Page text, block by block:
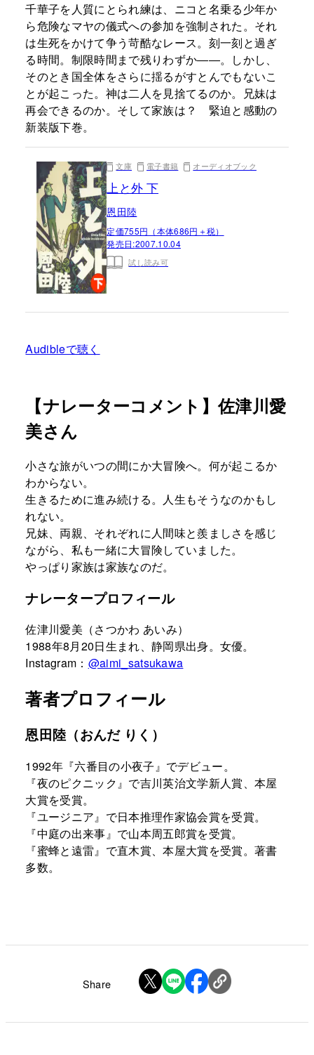
千華子を人質にとられ練は、ニコと名乗る少年か
ら危険なマヤの儀式への参加を強制された。それ
は生死をかけて争う苛酷なレース。刻一刻と過ぎ
る時間。制限時間まで残りわずか――。しかし、
そのとき国全体をさらに揺るがすとんでもないこ
とが起こった。神は二人を見捨てるのか。兄妹は
再会できるのか。そして家族は？ 緊迫と感動の
新装版下巻。
文庫 電子書籍 オーディオブック
上と外 下
恩田陸
定価755円（本体686円＋税）
発売日:2007.10.04
試し読み可
Audibleで聴く
【ナレーターコメント】佐津川愛
美さん
小さな旅がいつの間にか大冒険へ。何が起こるか
わからない。
生きるために進み続ける。人生もそうなのかもし
れない。
兄妹、両親、それぞれに人間味と羨ましさを感じ
ながら、私も一緒に大冒険していました。
やっぱり家族は家族なのだ。
ナレータープロフィール
佐津川愛美（さつかわ あいみ）
1988年8月20日生まれ、静岡県出身。女優。
Instagram： @aimi_satsukawa
著者プロフィール
恩田陸（おんだ りく）
1992年『六番目の小夜子』でデビュー。
『夜のピクニック』で吉川英治文学新人賞、本屋
大賞を受賞。
『ユージニア』で日本推理作家協会賞を受賞。
『中庭の出来事』で山本周五郎賞を受賞。
『蜜蜂と遠雷』で直木賞、本屋大賞を受賞。著書
多数。
Share